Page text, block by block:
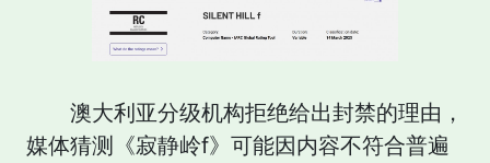
澳大利亚分级机构拒绝给出封禁的理由，
媒体猜测《寂静岭f》可能因内容不符合普遍